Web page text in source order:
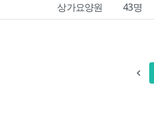
상가요양원 43명